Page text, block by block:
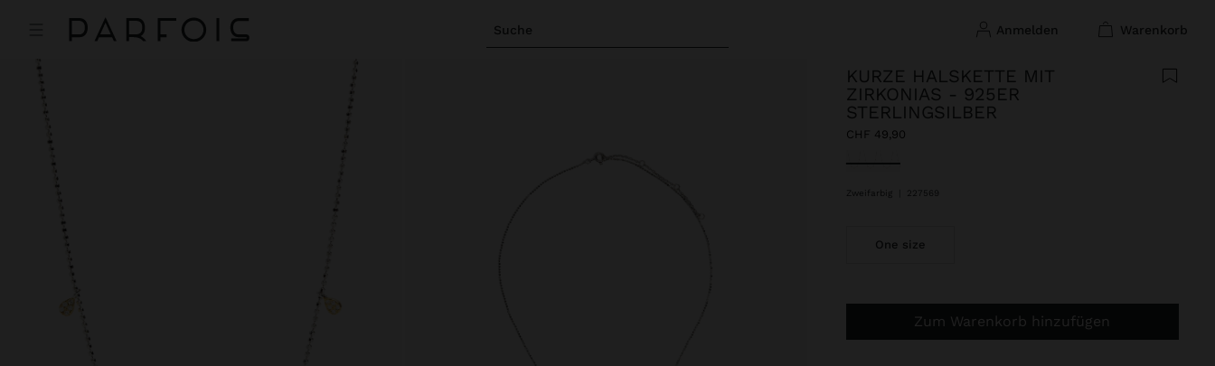
Suche anmelden warenkorb
KURZE HALSKETTE MIT
ZIRKONIAS - 925ER
STERLINGSILBER
CHF 49,90
ausgewählt
Zweifarbig 227569
One size
Zum Warenkorb hinzufügen